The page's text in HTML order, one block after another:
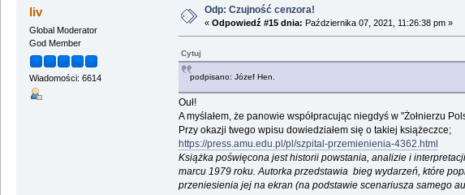
liv
Global Moderator
God Member
Wiadomości: 6614
Odp: Czujność cenzora!
« Odpowiedź #15 dnia: Października 07, 2021, 11:26:38 pm »
Cytuj
podpisano: Józef Hen.
Ouł!
A myślałem, że panowie współpracując niegdyś w "Żołnierzu
Przy okazji twego wpisu dowiedziałem się o takiej książeczce;
https://press.amu.edu.pl/pl/szpital-przemienienia-4362.html
Książka poświęcona jest historii powstania, analizie i
marcu 1979 roku. Autorka przedstawia bieg wydarzeń, które
przeniesienia jej na ekran (na podstawie scenariusza samego